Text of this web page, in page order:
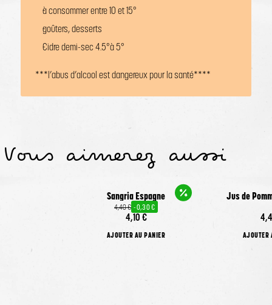
à consommer entre 10 et 15°
goûters, desserts
Cidre demi-sec 4.5°à 5°
***l’abus d’alcool est dangereux pour la santé****
Vous aimerez aussi
Sangria Espagne
4,40 € -0,30 €
4,10 €
AJOUTER AU PANIER
Jus de
AJOUTER